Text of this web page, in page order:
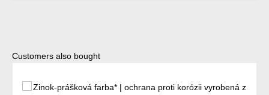
Preskočiť galériu produktov
Customers also bought